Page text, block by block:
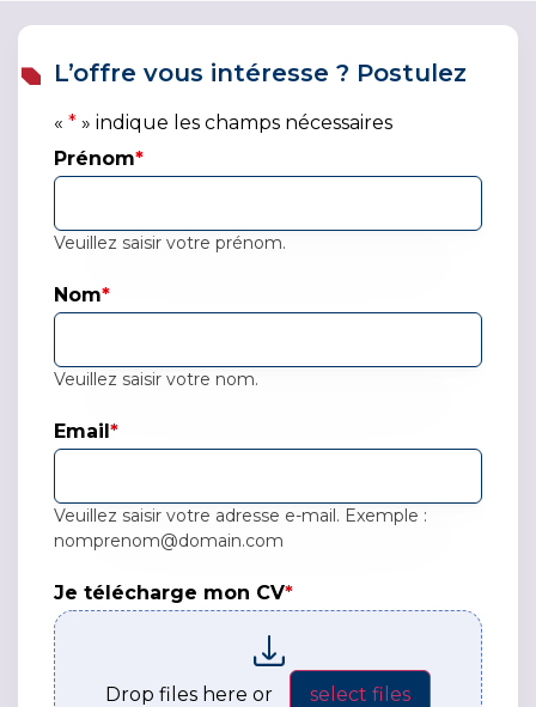
L’offre vous intéresse ? Postulez
« * » indique les champs nécessaires
Prénom*
Veuillez saisir votre prénom.
Nom*
Veuillez saisir votre nom.
Email *
Veuillez saisir votre adresse e-mail. Exemple :
nomprenom@domain.com
Je télécharge mon CV*
Je télécharge mon CV*
Drop files here or select files